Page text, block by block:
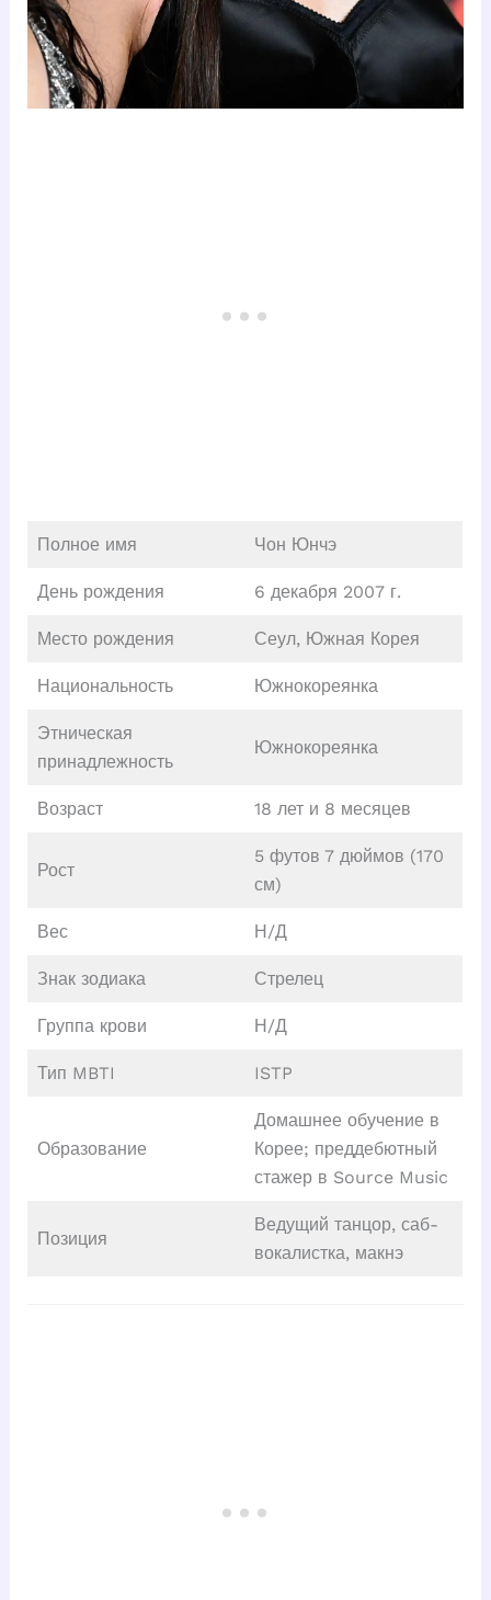
Полное имя Чон Юнчэ
День рождения 6 декабря 2007 г.
Место рождения Сеул, Южная Корея
Национальность Южнокореянка
Этническая
принадлежность
Южнокореянка
Возраст 18 лет и 8 месяцев
Рост
5 футов 7 дюймов (170
см)
Вес Н/Д
Знак зодиака Стрелец
Группа крови Н/Д
Тип MBTI ISTP
Образование
Домашнее обучение в
Корее; преддебютный
стажер в Source Music
Позиция
Ведущий танцор, саб-
вокалистка, макнэ